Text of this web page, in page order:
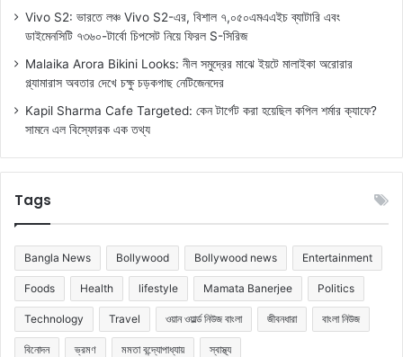
Vivo S2: ভারতে লঞ্চ Vivo S2-এর, বিশাল ৭,০৫০এমএএইচ ব্যাটারি এবং
ডাইমেনসিটি ৭৩৬০-টার্বো চিপসেট নিয়ে ফিরল S-সিরিজ
Malaika Arora Bikini Looks: নীল সমুদ্রের মাঝে ইয়টে মালাইকা অরোরার
গ্ল্যামারাস অবতার দেখে চক্ষু চড়কগাছ নেটিজেনদের
Kapil Sharma Cafe Targeted: কেন টার্গেট করা হয়েছিল কপিল শর্মার ক্যাফে?
সামনে এল বিস্ফোরক এক তথ্য
Tags
Bangla News Bollywood Bollywood news Entertainment
Foods Health lifestyle Mamata Banerjee Politics
Technology Travel ওয়ান ওয়ার্ল্ড নিউজ বাংলা জীবনধারা বাংলা নিউজ
বিনোদন ভ্রমণ মমতা বন্দ্যোপাধ্যায় স্বাস্থ্য